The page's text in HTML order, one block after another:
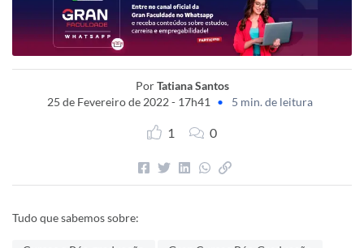
PorTatiana Santos
25 de Fevereiro de 2022 - 17h41
• 5 min. de leitura
1 0
Tudo que sabemos sobre: